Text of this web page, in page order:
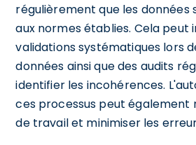
régulièrement que les
aux normes établies. Cela peut
validations systématiques lors
données ainsi que des audits
identifier les incohérences.
ces processus peut également
de travail et minimiser les